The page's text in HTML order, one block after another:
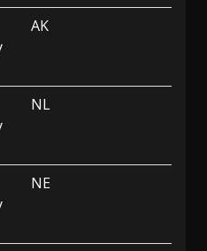
AK
NL
NE